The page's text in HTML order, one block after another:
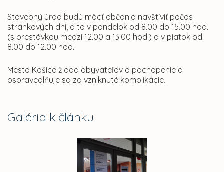
Galéria k článku
Stavebný úrad budú môcť občania navštíviť počas
stránkových dní, a to v pondelok od 8.00 do 15.00 hod.
(s prestávkou medzi 12.00 a 13.00 hod.) a v piatok od
8.00 do 12.00 hod.
Mesto Košice žiada obyvateľov o pochopenie a
ospravedlňuje sa za vzniknuté komplikácie.